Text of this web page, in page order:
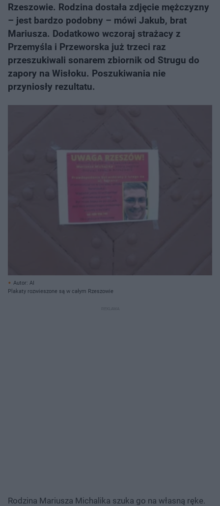
Rzeszowie. Rodzina dostała zdjęcie mężczyzny
– jest bardzo podobny – mówi Jakub, brat
Mariusza. Dodatkowo wczoraj strażacy z
Przemyśla i Przeworska już trzeci raz
przeszukiwali sonarem zbiornik od Strugu do
zapory na Wisłoku. Poszukiwania nie
przyniosły rezultatu.
Autor: AI
Plakaty rozwieszone są w całym Rzeszowie
Rodzina Mariusza Michalika szuka go na własną ręke.